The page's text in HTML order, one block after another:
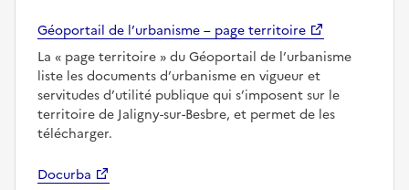
Géoportail de l’urbanisme – page territoire
La
page territoire
du Géoportail de l’urbanisme
liste les documents d’urbanisme en vigueur et
servitudes d’utilité publique qui s’imposent sur le
territoire de Jaligny-sur-Besbre, et permet de les
télécharger.
Docurba